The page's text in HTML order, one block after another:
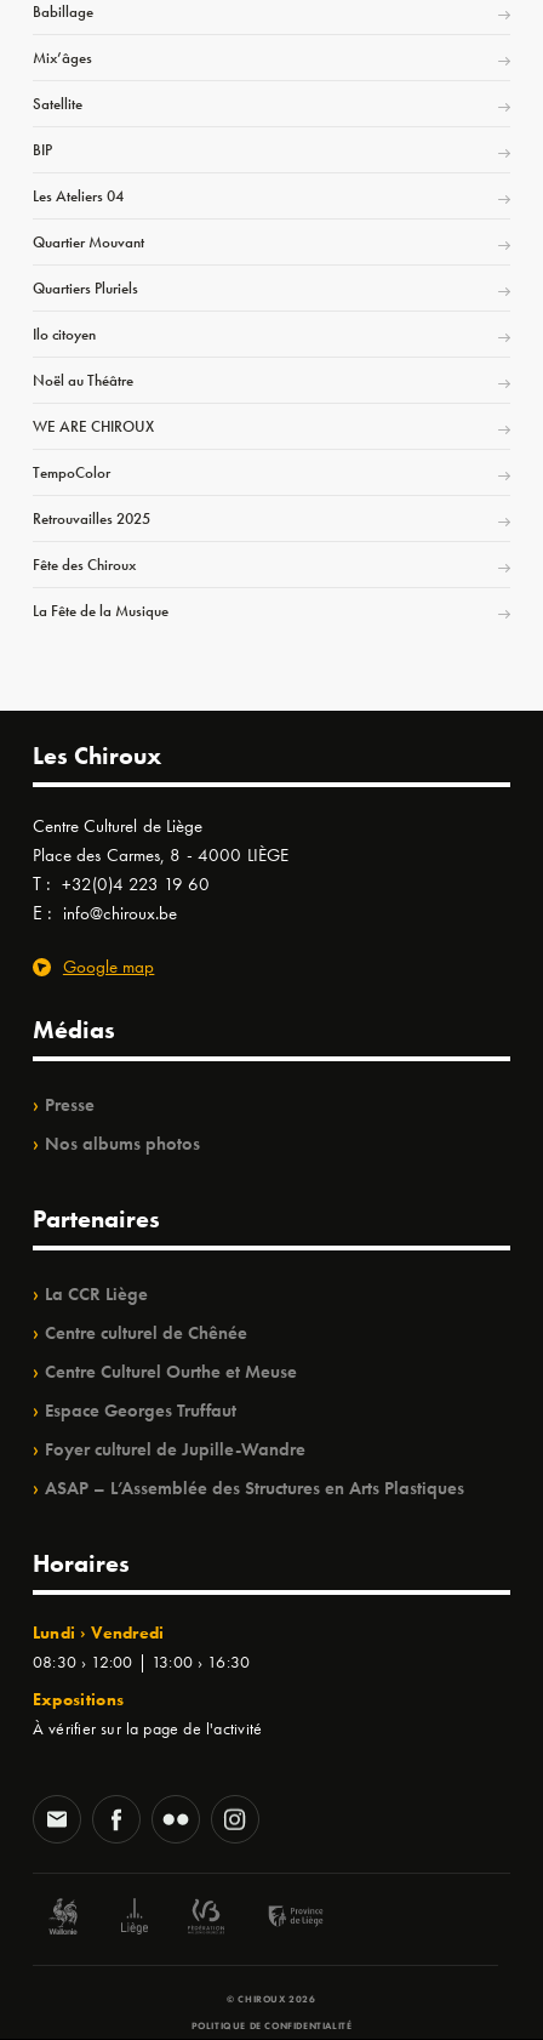
Babillage
Mix’âges
Satellite
BIP
Les Ateliers 04
Quartier Mouvant
Quartiers Pluriels
Ilo citoyen
Noël au Théâtre
WE ARE CHIROUX
TempoColor
Retrouvailles 2025
Fête des Chiroux
La Fête de la Musique
Les Chiroux
Centre Culturel de Liège
Place des Carmes, 8 - 4000 LIÈGE
T : +32(0)4 223 19 60
E : info@chiroux.be
Google map
Médias
Presse
Nos albums photos
Partenaires
La CCR Liège
Centre culturel de Chênée
Centre Culturel Ourthe et Meuse
Espace Georges Truffaut
Foyer culturel de Jupille-Wandre
ASAP – L’Assemblée des Structures en Arts Plastiques
Horaires
Lundi › Vendredi
08:30 › 12:00 | 13:00 › 16:30
Expositions
À vérifier sur la page de l'activité
© CHIROUX 2026
POLITIQUE DE CONFIDENTIALITÉ